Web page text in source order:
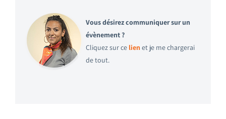
Vous désirez communiquer sur un
évènement ?
Cliquez sur ce lien et je me chargerai
de tout.